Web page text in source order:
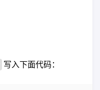
写入下面代码：